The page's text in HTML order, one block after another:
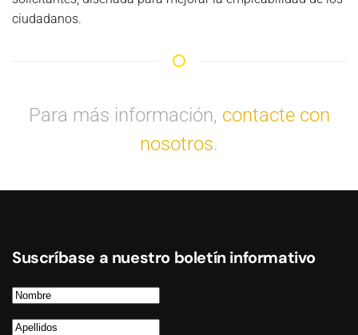
ciudadanos.
Para más información, contacte con
nosotros.
Suscríbase a nuestro boletín informativo